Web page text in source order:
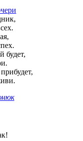
будет,